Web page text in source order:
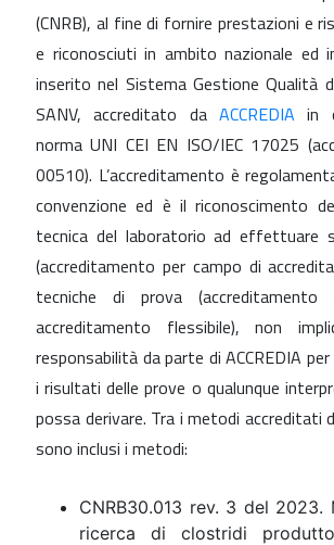
(CNRB), al fine di fornire prestazioni e
e riconosciuti in ambito nazionale ed
inserito nel Sistema Gestione Qualità
SANV, accreditato da ACCREDIA in
norma UNI CEI EN ISO/IEC 17025
00510). L’accreditamento è
convenzione ed è il riconoscimento
tecnica del laboratorio ad effettuare
(accreditamento per campo di
tecniche di prova
accreditamento flessibile), non
responsabilità da parte di ACCREDIA
i risultati delle prove o qualunque
possa derivare. Tra i metodi accreditati
sono inclusi i metodi:
CNRB30.013 rev. 3 del
ricerca di clostridi